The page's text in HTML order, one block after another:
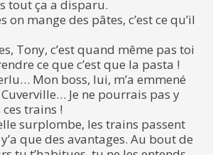
tout ça a disparu.
on mange des pâtes, c’est ce qu’il
Tony, c’est quand même pas toi
ce que c’est que la pasta !
Mon boss, lui, m’a emmené
Je ne pourrais pas y
trains !
surplombe, les trains passent
que des avantages. Au bout de